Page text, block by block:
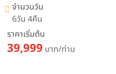
จำนวนวัน
6วัน 4คืน
ราคาเริ่มต้น
39,999 บาท/ท่าน